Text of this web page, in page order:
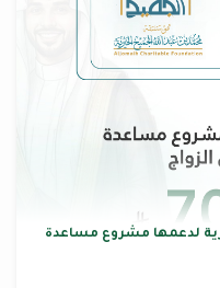
لدعمها مشروع مساعدة